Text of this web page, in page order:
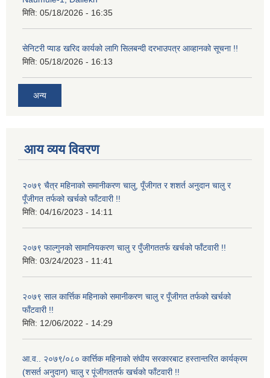
मिति: 05/18/2026 - 16:35
सेनिटरी प्याड खरिद कार्यको लागि सिलबन्दी दरभाउपत्र आव्हानको सूचना !!
मिति: 05/18/2026 - 16:13
अन्य
आय व्यय विवरण
२०७९ चैत्र महिनाको समानीकरण चालु, पूँजीगत र शशर्त अनुदान चालु र
पूँजीगत तर्फको खर्चको फाँटवारी !!
मिति: 04/16/2023 - 14:11
२०७९ फाल्गुनको सामानियकरण चालु र पुँजीगततर्फ खर्चको फाँटवारी !!
मिति: 03/24/2023 - 11:41
२०७९ साल कार्त्तिक महिनाको समानीकरण चालु र पूँजीगत तर्फको खर्चको
फाँटवारी !!
मिति: 12/06/2022 - 14:29
आ.व.. २०७९/०८० कार्त्तिक महिनाको संघीय सरकारबाट हस्तान्तरित कार्यक्रम
(शसर्त अनुदान) चालु र पूंजीगततर्फ खर्चको फाँटवारी !!